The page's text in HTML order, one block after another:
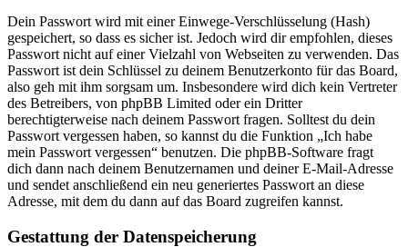
Dein Passwort wird mit einer Einwege-Verschlüsselung (Hash)
gespeichert, so dass es sicher ist. Jedoch wird dir empfohlen, dieses
Passwort nicht auf einer Vielzahl von Webseiten zu verwenden. Das
Passwort ist dein Schlüssel zu deinem Benutzerkonto für das Board,
also geh mit ihm sorgsam um. Insbesondere wird dich kein Vertreter
des Betreibers, von phpBB Limited oder ein Dritter
berechtigterweise nach deinem Passwort fragen. Solltest du dein
Passwort vergessen haben, so kannst du die Funktion „Ich habe
mein Passwort vergessen“ benutzen. Die phpBB-Software fragt
dich dann nach deinem Benutzernamen und deiner E-Mail-Adresse
und sendet anschließend ein neu generiertes Passwort an diese
Adresse, mit dem du dann auf das Board zugreifen kannst.
Gestattung der Datenspeicherung